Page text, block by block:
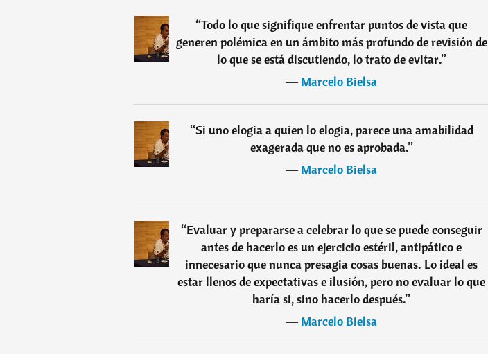
“Todo lo que signifique enfrentar puntos de vista que
generen polémica en un ámbito más profundo de revisión de
lo que se está discutiendo, lo trato de evitar.”
―Marcelo Bielsa
“Si uno elogia a quien lo elogia, parece una amabilidad
exagerada que no es aprobada.”
―Marcelo Bielsa
“Evaluar y prepararse a celebrar lo que se puede conseguir
antes de hacerlo es un ejercicio estéril, antipático e
innecesario que nunca presagia cosas buenas. Lo ideal es
estar llenos de expectativas e ilusión, pero no evaluar lo que
haría si, sino hacerlo después.”
―Marcelo Bielsa